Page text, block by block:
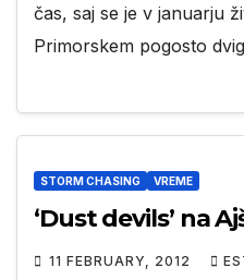
čas, saj se je v januarju
Primorskem pogosto
STORM CHASING VREME
‘Dust devils’ na
11 FEBRUARY, 2012